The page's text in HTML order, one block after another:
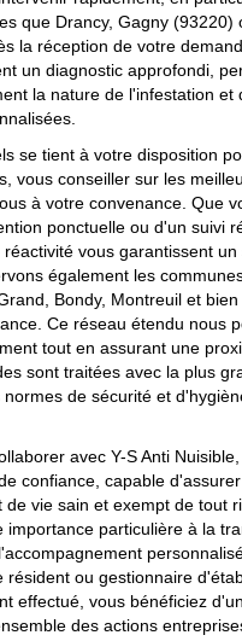
que Drancy, Gagny (93220)
la réception de votre
un diagnostic approfondi,
la nature de l'infestation et
se tient à votre disposition
vous conseiller sur les
à votre convenance. Que
ponctuelle ou d'un suivi
vous garantissent un
également les
Bondy, Montreuil et
Ce réseau étendu nous
tout en assurant une
sont traitées avec la plus
de sécurité et
avec Y-S Anti
confiance, capable
vie sain et exempt de tout
importance particulière à la
résident ou gestionnaire
effectué, vous bénéficiez
des actions